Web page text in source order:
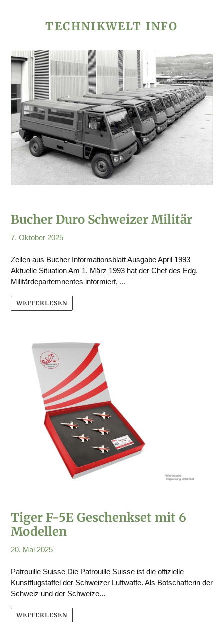
TECHNIKWELT INFO
Bucher Duro Schweizer Militär
7. Oktober 2025
Zeilen aus Bucher Informationsblatt Ausgabe April 1993
Aktuelle Situation Am 1. März 1993 hat der Chef des Edg.
Militärdepartemnentes informiert, ...
WEITERLESEN
Tiger F-5E Geschenkset mit 6
Modellen
20. Mai 2025
Patrouille Suisse Die Patrouille Suisse ist die offizielle
Kunstflugstaffel der Schweizer Luftwaffe. Als Botschafterin der
Schweiz und der Schweize...
WEITERLESEN